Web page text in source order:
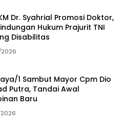
Dr. Syahrial Promosi Doktor,
Hukum Prajurit TNI
Disabilitas
1 Sambut Mayor Cpm Dio
Putra, Tandai Awal
Baru